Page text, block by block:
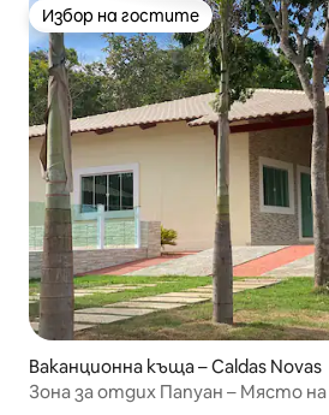
Избор на гостите
Избор на гостите
Ваканционна къща – Caldas Novas
Зона за отдих Папуан – Място